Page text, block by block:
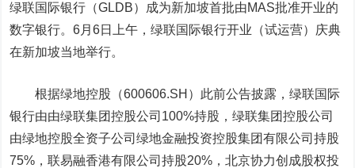
绿联国际银行（GLDB）成为新加坡首批由MAS批准开业的
数字银行。6月6日上午，绿联国际银行开业（试运营）庆典
在新加坡当地举行。
根据绿地控股 （600606.SH）此前公告披露，绿联国际
银行由由绿联集团控股公司100%持股，绿联集团控股公司
由绿地控股全资子公司绿地金融投资控股集团有限公司持股
75%，联易融香港有限公司持股20%，北京协力创成股权投